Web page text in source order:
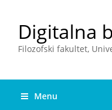
Digitalna
Filozofski fakultet,
Menu